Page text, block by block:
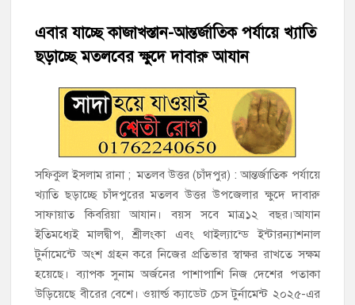
হাজীগঞ্জে ৬ বছরের শিশুকে ধর্ষণের অভিযোগে কেয়ারটেকার আটক
হাজীগঞ্জের রাজারগাঁও উবিতে জুলাই গণঅভ্যুত্থান দিবস পালন
হাজীগঞ্জ সরকারি মডেল পাইলট হাই স্কুল অ্যান্ড কলেজে ‘জুলাই
গণঅভ্যুত্থান দিবস’ পালিত
‘জনগণের ভোটে নির্বাচিত হয়ে ফরিদগঞ্জের উন্নয়নে কাজ করছি’ :
আলহাজ্ব এমএ হান্নান এমপি
নৌ পুলিশ ফাঁড়ির নাকের ডগায় কারেন্ট জালের দাপট, মতলবে প্রকাশ্যে
নিষিদ্ধ জাল মেরামত ও মাছ শিকার
‘জনগণের হাতে রাষ্ট্রের মালিকানা ফিরিয়ে দিতে বিএনপি সরকার
অঙ্গীকারাবদ্ধ’
এবার যাচ্ছে কাজাখস্তান-আন্তর্জাতিক পর্যায়ে খ্যাতি
ছড়াচ্ছে মতলবের ক্ষুদে দাবারু আযান
সফিকুল ইসলাম রানা ; মতলব উত্তর (চাঁদপুর) : আন্তর্জাতিক পর্যায়ে
খ্যাতি ছড়াচ্ছে চাঁদপুরের মতলব উত্তর উপজেলার ক্ষুদে দাবারু
সাফায়াত কিবরিয়া আযান। বয়স সবে মাত্র১২ বছর।আযান
ইতিমধ্যেই মালদ্বীপ, শ্রীলংকা এবং থাইল্যান্ডে ইন্টারন্যাশনাল
টুর্নামেন্টে অংশ গ্রহন করে নিজের প্রতিভার স্বাক্ষর রাখতে সক্ষম
হয়েছে। ব্যাপক সুনাম অর্জনের পাশাপাশি নিজ দেশের পতাকা
উড়িয়েছে বীরের বেশে। ওয়ার্ল্ড ক্যাডেট চেস টুর্নামেন্ট ২০২৫-এর